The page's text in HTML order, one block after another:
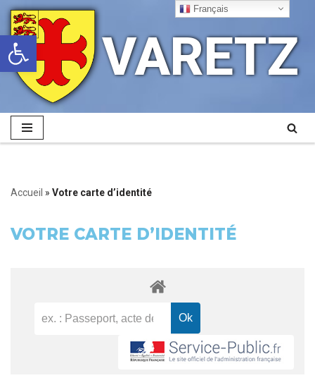
Ouvrir la barre d’outils
Aller
au
contenu
VARETZ
Accueil » Votre carte d’identité
VOTRE CARTE D’IDENTITÉ
Français